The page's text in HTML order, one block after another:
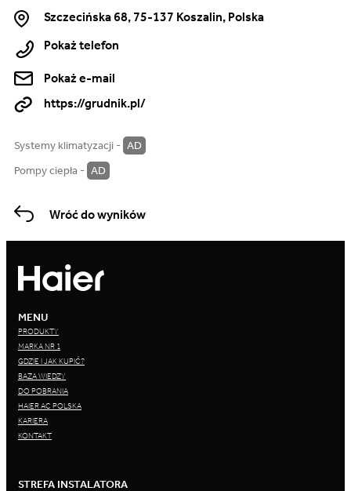
Szczecińska 68, 75-137 Koszalin, Polska
Pokaż telefon
https://grudnik.pl/
Pokaż e-mail
Systemy klimatyzacji - AD
Pompy ciepła - AD
Wróć do wyników
MENU
PRODUKTY
MARKA NR 1
GDZIE I JAK KUPIĆ?
BAZA WIEDZY
DO POBRANIA
HAIER AC POLSKA
KARIERA
KONTAKT
STREFA INSTALATORA